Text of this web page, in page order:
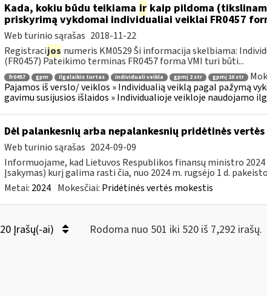
Kada, kokiu būdu teikiama irkaip pildoma
priskyrimą vykdomai individualiai veiklai FR0457
Web turinio sąrašas 2018-11-22
Registracijos numeris KM0529 Ši informacija skelbiama:
(FR0457) Pateikimo terminas FR0457 forma VMI turi būti...
fr0457 gpm ilgalaikis turtas individuali veikla gpmį 2 str gpmį 10 str
Pajamos iš verslo/ veiklos » Individualią veiklą pagal pažymą
gavimu susijusios išlaidos » Individualioje veikloje naudojamo
Dėl palankesnių arba nepalankesnių pridėtinės
Web turinio sąrašas 2024-09-09
Informuojame, kad Lietuvos Respublikos finansų ministro
Įsakymas) kurį galima rasti čia, nuo 2024 m. rugsėjo 1 d.
Metai: 2024 Mokesčiai: Pridėtinės vertės mokestis
20 Įrašų(-ai) Rodoma nuo 501 iki 520 iš 7,292 irašų.